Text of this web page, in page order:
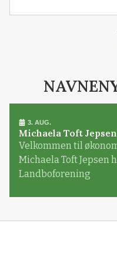
3. AUG.
Michaela Toft Jepsen
Velkommen til
Michaela Toft Jepsen
Landboforening